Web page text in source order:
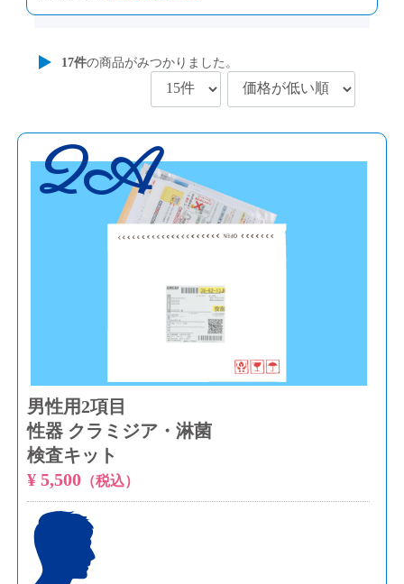
17件の商品がみつかりました。
2A
男性用2項目
性器 クラミジア・淋菌
検査キット
¥ 5,500（税込）